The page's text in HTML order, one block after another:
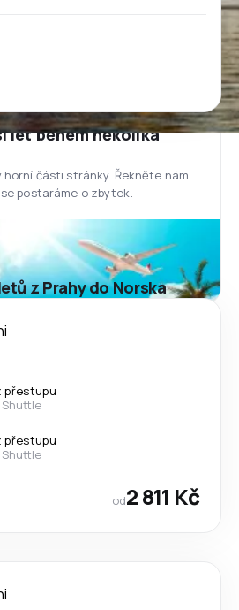
let během několika
části stránky. Řekněte nám
postaráme o zbytek.
z Prahy do Norska
přestupu
Shuttle
přestupu
Shuttle
od2 811 Kč